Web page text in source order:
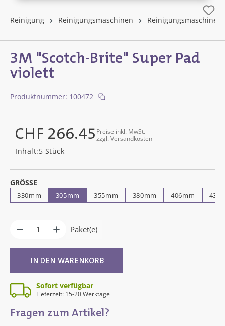
Reinigung Reinigungsmaschinen Reinigungsmaschinen
3M "Scotch-Brite" Super Pad
violett
Regulärer Preis:
CHF 266.45 Preise inkl. MwSt.
zzgl. Versandkosten
Inhalt:5 Stück
GRÖSSE
330mm 305mm 355mm 380mm 406mm
Produkt Anzahl: Gib den gewünschten
Paket(e)
IN DEN WARENKORB
Sofort verfügbar
Lieferzeit: 15-20 Werktage
Produktnummer: 100472
Fragen zum Artikel?